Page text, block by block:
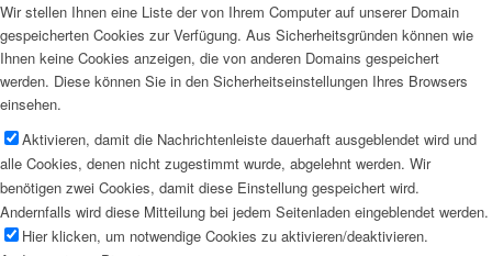
Wir stellen Ihnen eine Liste der von Ihrem Computer auf unserer Domain
gespeicherten Cookies zur Verfügung. Aus Sicherheitsgründen können wie
Ihnen keine Cookies anzeigen, die von anderen Domains gespeichert
werden. Diese können Sie in den Sicherheitseinstellungen Ihres Browsers
einsehen.
Aktivieren, damit die Nachrichtenleiste dauerhaft ausgeblendet wird und
alle Cookies, denen nicht zugestimmt wurde, abgelehnt werden. Wir
benötigen zwei Cookies, damit diese Einstellung gespeichert wird.
Andernfalls wird diese Mitteilung bei jedem Seitenladen eingeblendet werden.
Hier klicken, um notwendige Cookies zu aktivieren/deaktivieren.